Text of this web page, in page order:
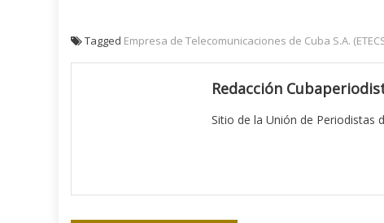
Tagged Empresa de Telecomunicaciones de Cuba S.A.
Redacción
Sitio de la Unión de Periodistas